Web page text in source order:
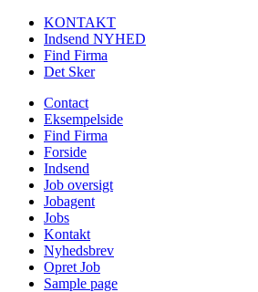
KONTAKT
Indsend NYHED
Find Firma
Det Sker
Contact
Eksempelside
Find Firma
Forside
Indsend
Job oversigt
Jobagent
Jobs
Kontakt
Nyhedsbrev
Opret Job
Sample page